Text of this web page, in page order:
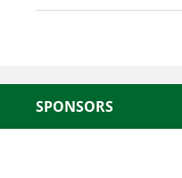
SPONSORS